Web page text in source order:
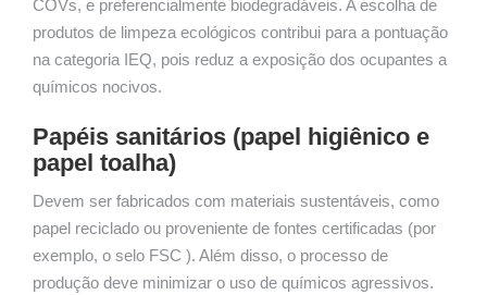
COVs, e preferencialmente biodegradáveis. A escolha de
produtos de limpeza ecológicos contribui para a pontuação
na categoria IEQ, pois reduz a exposição dos ocupantes a
químicos nocivos.
Papéis sanitários (papel higiênico e
papel toalha)
Devem ser fabricados com materiais sustentáveis, como
papel reciclado ou proveniente de fontes certificadas (por
exemplo, o selo FSC ). Além disso, o processo de
produção deve minimizar o uso de químicos agressivos.